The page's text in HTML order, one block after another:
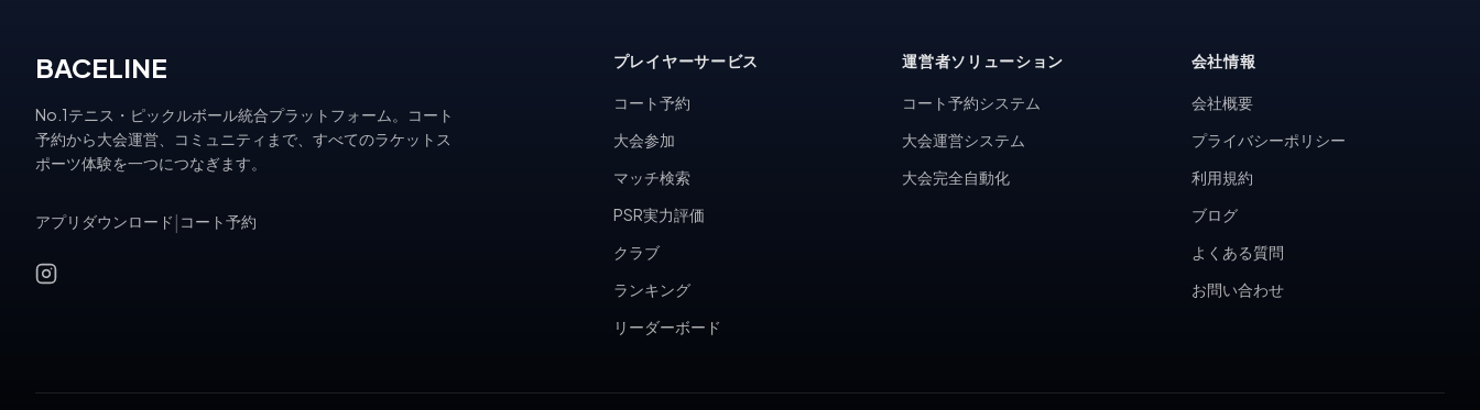
BACELINE
No.1テニス・ピックルボール統合プラットフォーム。コート
予約から大会運営、コミュニティまで、すべてのラケットス
ポーツ体験を一つにつなぎます。
アプリダウンロード コート予約
プレイヤーサービス
コート予約
大会参加
マッチ検索
PSR実力評価
クラブ
ランキング
リーダーボード
運営者ソリューション
コート予約システム
大会運営システム
大会完全自動化
会社情報
会社概要
プライバシーポリシー
利用規約
ブログ
よくある質問
お問い合わせ